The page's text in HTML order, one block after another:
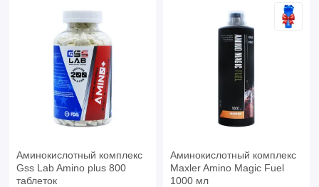
Аминокислотный комплекс
Gss Lab Amino plus 800
таблеток
Аминокислотный комплекс
Maxler Amino Magic Fuel
1000 мл